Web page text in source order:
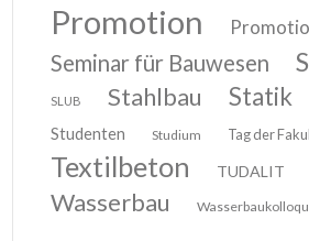
Promotion
Seminar für Bauwesen
SLUB Stahlbau Statik
Studenten Studium Tag der
Textilbeton TUDALIT
Wasserbau